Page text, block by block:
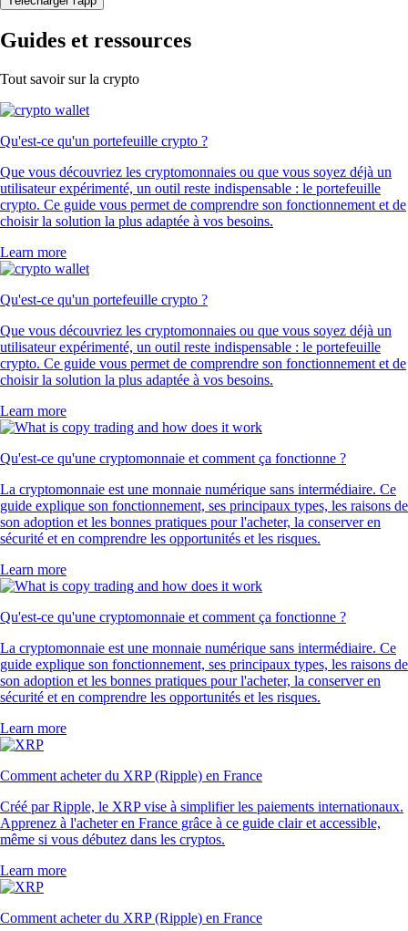
Guides et ressources
Tout savoir sur la crypto
Qu'est-ce qu'un portefeuille crypto ?
Que vous découvriez les cryptomonnaies ou que vous soyez déjà un
utilisateur expérimenté, un outil reste indispensable : le portefeuille
crypto. Ce guide vous permet de comprendre son fonctionnement et de
choisir la solution la plus adaptée à vos besoins.
Learn more
Qu'est-ce qu'un portefeuille crypto ?
Que vous découvriez les cryptomonnaies ou que vous soyez déjà un
utilisateur expérimenté, un outil reste indispensable : le portefeuille
crypto. Ce guide vous permet de comprendre son fonctionnement et de
choisir la solution la plus adaptée à vos besoins.
Learn more
Qu'est-ce qu'une cryptomonnaie et comment ça fonctionne ?
La cryptomonnaie est une monnaie numérique sans intermédiaire. Ce
guide explique son fonctionnement, ses principaux types, les raisons de
son adoption et les bonnes pratiques pour l'acheter, la conserver en
sécurité et en comprendre les opportunités et les risques.
Learn more
Qu'est-ce qu'une cryptomonnaie et comment ça fonctionne ?
La cryptomonnaie est une monnaie numérique sans intermédiaire. Ce
guide explique son fonctionnement, ses principaux types, les raisons de
son adoption et les bonnes pratiques pour l'acheter, la conserver en
sécurité et en comprendre les opportunités et les risques.
Learn more
Comment acheter du XRP (Ripple) en France
Créé par Ripple, le XRP vise à simplifier les paiements internationaux.
Apprenez à l'acheter en France grâce à ce guide clair et accessible,
même si vous débutez dans les cryptos.
Learn more
Comment acheter du XRP (Ripple) en France